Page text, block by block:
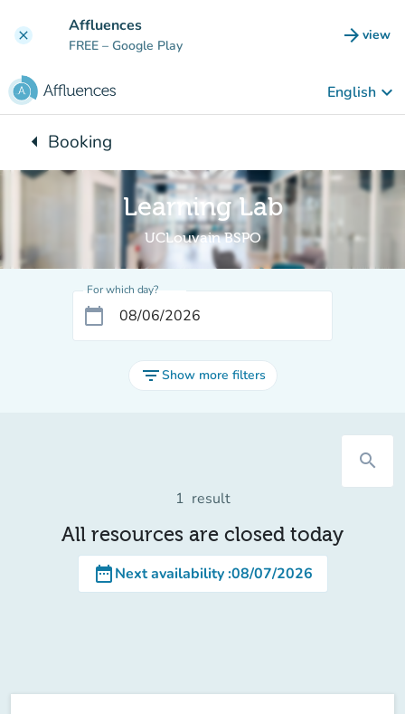
clear Affluences
FREE – Google Play arrow_forward view
(new
English keyboard_arrow_down
arrow_leftBack to:
Booking
Learning Lab
UCLouvain BSPO
For which day?
calendar_today
filter_listShow more filters
search
1 result
All resources are closed today
date_rangeNext availability:08/07/2026